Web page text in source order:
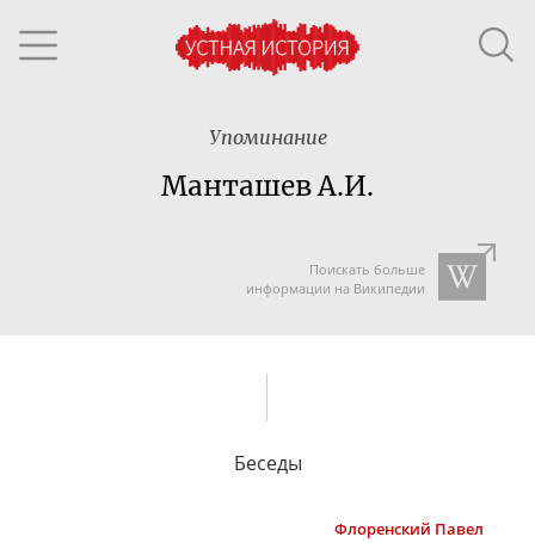
Упоминание
Манташев А.И.
Поискать больше
информации на Википедии
Беседы
Флоренский Павел